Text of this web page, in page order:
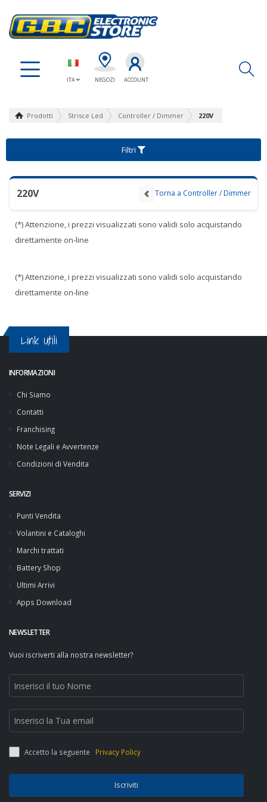
ITA NEGOZI ACCOUNT
Prodotti Strisce Led Controller / Dimmer 220V
Filtri
220V Torna a Controller / Dimmer
(*) Attenzione, i prezzi visualizzati sono validi solo acquistando
direttamente on-line
(*) Attenzione, i prezzi visualizzati sono validi solo acquistando
direttamente on-line
Link Utili
INFORMAZIONI
Chi Siamo
Contatti
Franchising
Note Legali e Avvertenze
Condizioni di Vendita
SERVIZI
Punti Vendita
Volantini e Cataloghi
Marchi trattati
Battery Shop
Ultimi Arrivi
Apps Download
NEWSLETTER
Vuoi iscriverti alla nostra newsletter?
Accetto la seguente Privacy Policy
Iscriviti